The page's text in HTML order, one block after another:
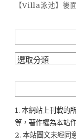
【Villa泳池】後
分
1. 本網站上刊載的
等，著作權為本站
2. 本站圖文未經同